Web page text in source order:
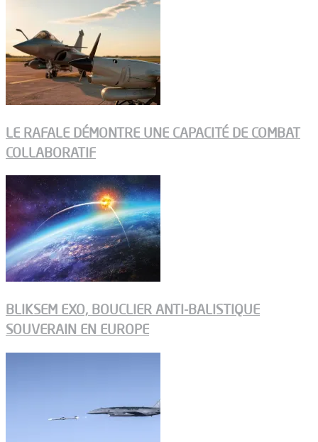
LE RAFALE DÉMONTRE UNE CAPACITÉ DE COMBAT
COLLABORATIF
BLIKSEM EXO, BOUCLIER ANTI-BALISTIQUE
SOUVERAIN EN EUROPE